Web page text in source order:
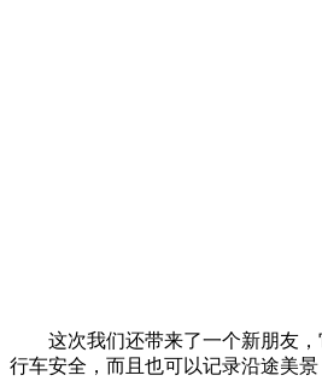
这次我们还带来了一个新朋友
行车安全，而且也可以记录沿途美